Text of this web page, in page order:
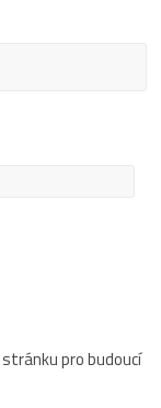
pro budoucí